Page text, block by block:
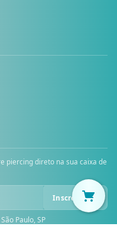
piercing direto na sua caixa de
Inscrever-se
Paulo, SP